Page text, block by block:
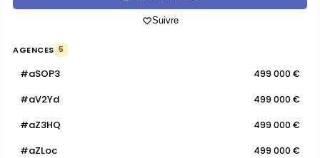
Suivre
AGENCES 5
#aSOP3 499 000 €
#aV2Yd 499 000 €
#aZ3HQ 499 000 €
#aZLoc 499 000 €